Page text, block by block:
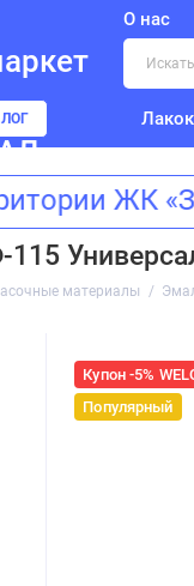
О нас
ЖК
материалы
Купон -5%
Популярный